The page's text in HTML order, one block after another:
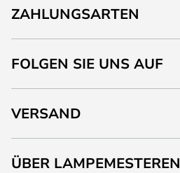
ZAHLUNGSARTEN
FOLGEN SIE UNS AUF
VERSAND
ÜBER LAMPEMESTEREN